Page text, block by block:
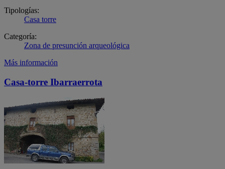
Tipologías:
Casa torre
Categoría:
Zona de presunción arqueológica
Más información
Casa-torre Ibarraerrota